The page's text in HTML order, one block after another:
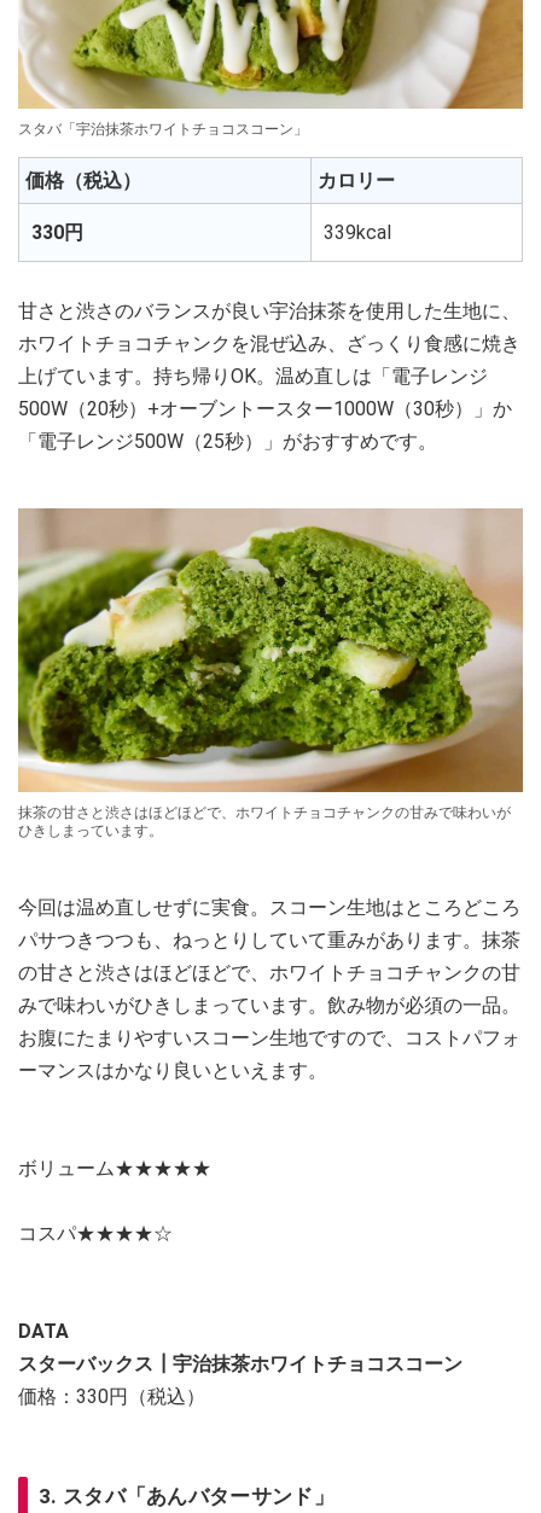
スタバ「宇治抹茶ホワイトチョコスコーン」
価格（税込） カロリー
330円 339kcal
甘さと渋さのバランスが良い宇治抹茶を使用した生地に、
ホワイトチョコチャンクを混ぜ込み、ざっくり食感に焼き
上げています。持ち帰りOK。温め直しは「電子レンジ
500W（20秒）+オーブントースター1000W（30秒）」か
「電子レンジ500W（25秒）」がおすすめです。
抹茶の甘さと渋さはほどほどで、ホワイトチョコチャンクの甘みで味わいが
ひきしまっています。
今回は温め直しせずに実食。スコーン生地はところどころ
パサつきつつも、ねっとりしていて重みがあります。抹茶
の甘さと渋さはほどほどで、ホワイトチョコチャンクの甘
みで味わいがひきしまっています。飲み物が必須の一品。
お腹にたまりやすいスコーン生地ですので、コストパフォ
ーマンスはかなり良いといえます。
ボリューム★★★★★
コスパ★★★★☆
DATA
スターバックス┃宇治抹茶ホワイトチョコスコーン
価格：330円（税込）
3. スタバ「あんバターサンド」